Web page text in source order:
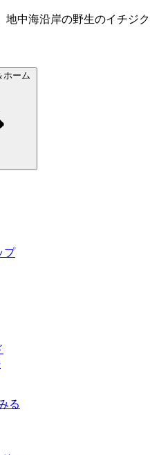
地中海沿岸の野生のイチジク
ホーム
プ
る